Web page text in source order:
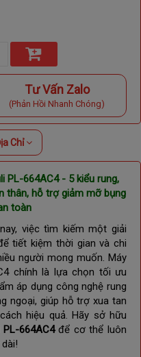
Tư Vấn Zalo
(Phản Hồi Nhanh Chóng)
Chỉ
PL-664AC4 - 5 kiểu rung,
thân, hỗ trợ giảm mỡ bụng
toàn
việc tìm kiếm một giải
tiết kiệm thời gian và chi
người mong muốn. Máy
chính là lựa chọn tối ưu
áp dụng công nghệ rung
ngoại, giúp hỗ trợ xua tan
hiệu quả. Hãy sở hữu
664AC4để cơ thể luôn